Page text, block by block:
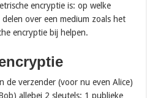
encryptie is: op welke
over een medium zoals het
encryptie bij helpen.
de verzender (voor nu even Alice)
allebei 2 sleutels: 1 publieke